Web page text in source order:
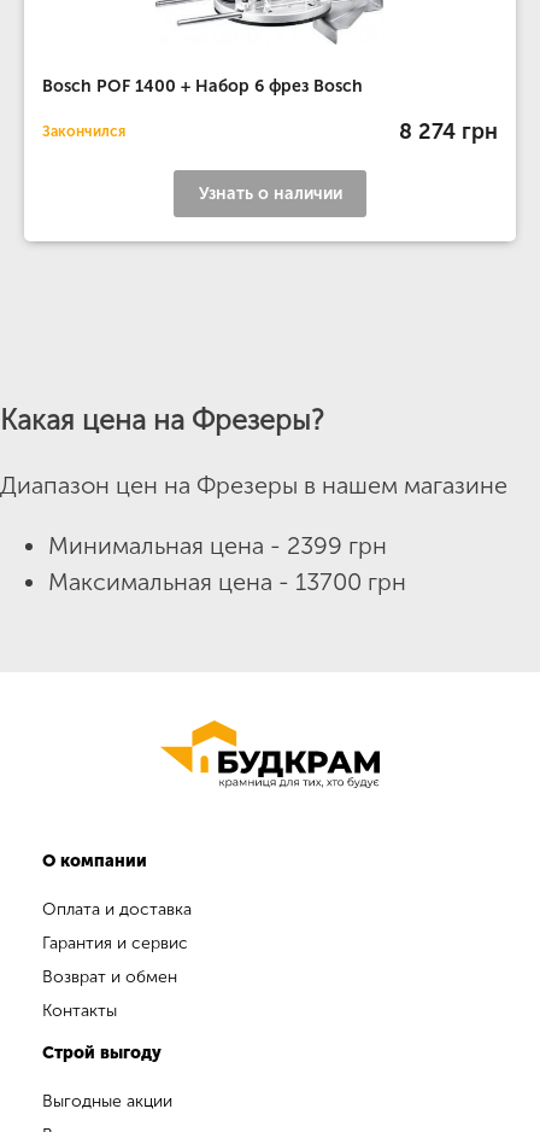
Bosch POF 1400 + Набор 6 фрез Bosch
Закончился 8 274 грн
Узнать о наличии
Какая цена на Фрезеры?
Диапазон цен на Фрезеры в нашем магазине
Минимальная цена - 2399 грн
Максимальная цена - 13700 грн
О компании
Оплата и доставка
Гарантия и сервис
Возврат и обмен
Контакты
Строй выгоду
Выгодные акции